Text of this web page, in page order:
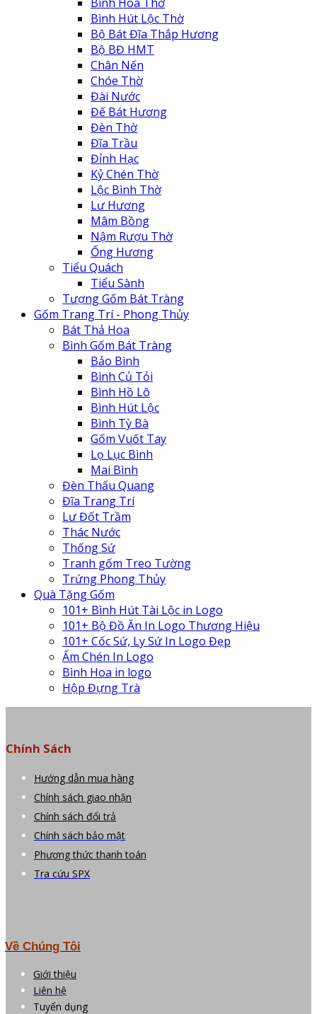
Bình Hút Lộc Thờ
Bộ Bát Đĩa Thắp Hương
Bộ BĐ HMT
Chân Nến
Chóe Thờ
Đài Nước
Đế Bát Hương
Đèn Thờ
Đĩa Trầu
Đỉnh Hạc
Kỷ Chén Thờ
Lộc Bình Thờ
Lư Hương
Mâm Bồng
Nậm Rượu Thờ
Ống Hương
Tiểu Quách
Tiểu Sành
Tượng Gốm Bát Tràng
Gốm Trang Trí - Phong Thủy
Bát Thả Hoa
Bình Gốm Bát Tràng
Bảo Bình
Bình Củ Tỏi
Bình Hồ Lô
Bình Hút Lộc
Bình Tỳ Bà
Gốm Vuốt Tay
Lọ Lục Bình
Mai Bình
Đèn Thấu Quang
Đĩa Trang Trí
Lư Đốt Trầm
Thác Nước
Thống Sứ
Tranh gốm Treo Tường
Trứng Phong Thủy
Quà Tặng Gốm
101+ Bình Hút Tài Lộc in Logo
101+ Bộ Đồ Ăn In Logo Thương Hiệu
101+ Cốc Sứ, Ly Sứ In Logo Đẹp
Ấm Chén In Logo
Bình Hoa in logo
Hộp Đựng Trà
Chính Sách
Hướng dẫn mua hàng
Chính sách giao nhận
Chính sách đổi trả
Chính sách bảo mật
Phương thức thanh toán
Tra cứu SPX
Về Chúng Tôi
Giới thiệu
Liên hệ
Tuyển dụng